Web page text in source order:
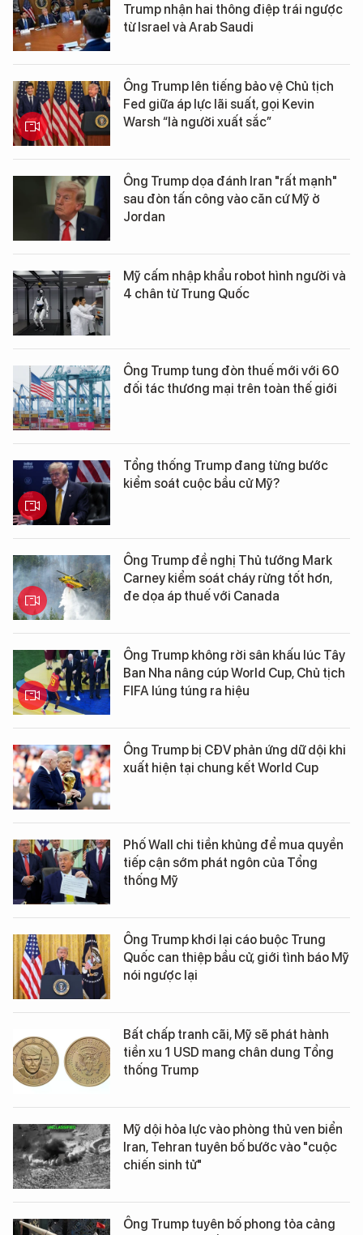
Trump nhận hai thông điệp trái ngược
từ Israel và Arab Saudi
Ông Trump lên tiếng bảo vệ Chủ tịch
Fed giữa áp lực lãi suất, gọi Kevin
Warsh “là người xuất sắc”
Ông Trump dọa đánh Iran "rất mạnh"
sau đòn tấn công vào căn cứ Mỹ ở
Jordan
Mỹ cấm nhập khẩu robot hình người và
4 chân từ Trung Quốc
Ông Trump tung đòn thuế mới với 60
đối tác thương mại trên toàn thế giới
Tổng thống Trump đang từng bước
kiểm soát cuộc bầu cử Mỹ?
Ông Trump đề nghị Thủ tướng Mark
Carney kiểm soát cháy rừng tốt hơn,
đe dọa áp thuế với Canada
Ông Trump không rời sân khấu lúc Tây
Ban Nha nâng cúp World Cup, Chủ tịch
FIFA lúng túng ra hiệu
Ông Trump bị CĐV phản ứng dữ dội khi
xuất hiện tại chung kết World Cup
Phố Wall chi tiền khủng để mua quyền
tiếp cận sớm phát ngôn của Tổng
thống Mỹ
Ông Trump khơi lại cáo buộc Trung
Quốc can thiệp bầu cử, giới tình báo Mỹ
nói ngược lại
Bất chấp tranh cãi, Mỹ sẽ phát hành
tiền xu 1 USD mang chân dung Tổng
thống Trump
Mỹ dội hỏa lực vào phòng thủ ven biển
Iran, Tehran tuyên bố bước vào "cuộc
chiến sinh tử"
Ông Trump tuyên bố phong tỏa cảng